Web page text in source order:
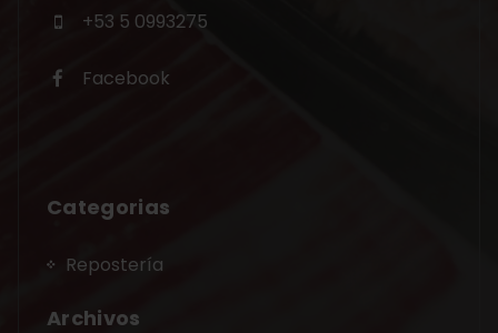
+53 5 0993275
Facebook
Categorias
Repostería
Archivos